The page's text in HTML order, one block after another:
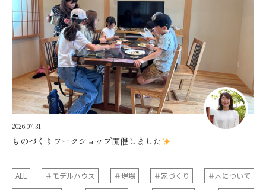
2026.07.31
ものづくりワークショップ開催しました
ALL ＃モデルハウス ＃現場 ＃家づくり
＃木について